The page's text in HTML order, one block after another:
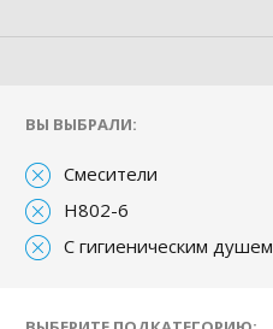
ВЫ ВЫБРАЛИ:
Смесители
H802-6
С гигиеническим душем